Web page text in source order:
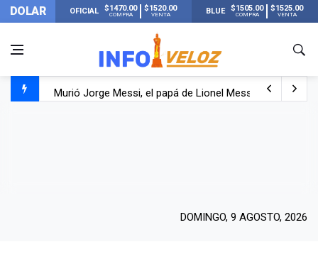
DOLAR OFICIAL $1470.00
COMPRA
$1520.00
VENTA BLUE $1505.00
COMPRA
$1525.00
VENTA
Murió Jorge Messi, el papá de Lionel Messi
DOMINGO, 9 AGOSTO, 2026